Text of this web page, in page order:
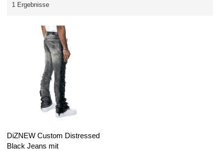
1 Ergebnisse
DiZNEW Custom Distressed
Black Jeans mit